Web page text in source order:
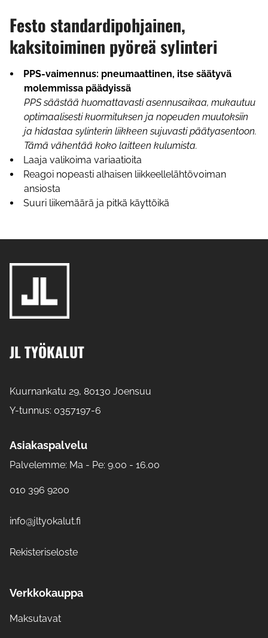
Festo standardipohjainen,
kaksitoiminen pyöreä sylinteri
PPS-vaimennus: pneumaattinen, itse säätyvä
molemmissa päädyissä
PPS säästää huomattavasti asennusaikaa, mukautuu
optimaalisesti kuormituksen ja nopeuden muutoksiin
ja hidastaa sylinterin liikkeen sujuvasti päätyasentoon.
Tämä vähentää koko laitteen kulumista.
Laaja valikoima variaatioita
Reagoi nopeasti alhaisen liikkeellelähtövoiman
ansiosta
Suuri liikemäärä ja pitkä käyttöikä
JL TYÖKALUT
Kuurnankatu 29, 80130 Joensuu
Y-tunnus: 0357197-6
Asiakaspalvelu
Palvelemme: Ma - Pe: 9.00 - 16.00
010 396 9200
info@jltyokalut.fi
Rekisteriseloste
Verkkokauppa
Maksutavat